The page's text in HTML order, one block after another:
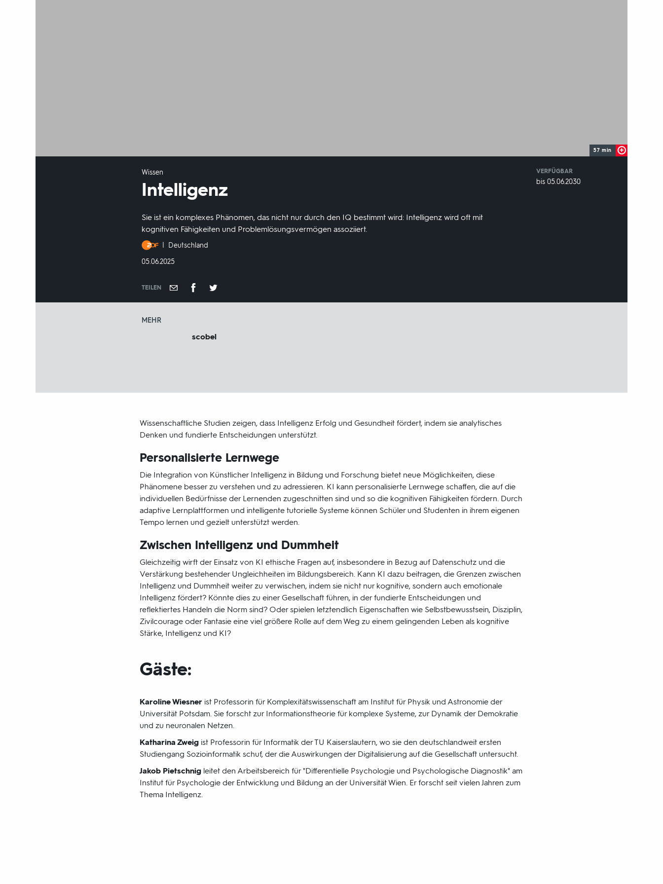
57 min
Wissen
Intelligenz
Sie ist ein komplexes Phänomen, das nicht nur durch den IQ bestimmt wird: Intelligenz wird oft mit
kognitiven Fähigkeiten und Problemlösungsvermögen assoziiert.
Produktionsland
und
Deutschland
DATUM:
05.06.2025
TEILEN
VERFÜGBAR
weltweit
VERFÜGBAR
bis 05.06.2030
MEHR
scobel
Wissenschaftliche Studien zeigen, dass Intelligenz Erfolg und Gesundheit fördert, indem sie analytisches
Denken und fundierte Entscheidungen unterstützt.
Personalisierte Lernwege
Die Integration von Künstlicher Intelligenz in Bildung und Forschung bietet neue Möglichkeiten, diese
Phänomene besser zu verstehen und zu adressieren. KI kann personalisierte Lernwege schaffen, die auf die
individuellen Bedürfnisse der Lernenden zugeschnitten sind und so die kognitiven Fähigkeiten fördern. Durch
adaptive Lernplattformen und intelligente tutorielle Systeme können Schüler und Studenten in ihrem eigenen
Tempo lernen und gezielt unterstützt werden.
Zwischen Intelligenz und Dummheit
Gleichzeitig wirft der Einsatz von KI ethische Fragen auf, insbesondere in Bezug auf Datenschutz und die
Verstärkung bestehender Ungleichheiten im Bildungsbereich. Kann KI dazu beitragen, die Grenzen zwischen
Intelligenz und Dummheit weiter zu verwischen, indem sie nicht nur kognitive, sondern auch emotionale
Intelligenz fördert? Könnte dies zu einer Gesellschaft führen, in der fundierte Entscheidungen und
reflektiertes Handeln die Norm sind? Oder spielen letztendlich Eigenschaften wie Selbstbewusstsein, Disziplin,
Zivilcourage oder Fantasie eine viel größere Rolle auf dem Weg zu einem gelingenden Leben als kognitive
Stärke, Intelligenz und KI?
Gäste:
Karoline Wiesnerist Professorin für Komplexitätswissenschaft am Institut für Physik und Astronomie der
Universität Potsdam. Sie forscht zur Informationstheorie für komplexe Systeme, zur Dynamik der Demokratie
und zu neuronalen Netzen.
Katharina Zweigist Professorin für Informatik der TU Kaiserslautern, wo sie den deutschlandweit ersten
Studiengang Sozioinformatik schuf, der die Auswirkungen der Digitalisierung auf die Gesellschaft untersucht.
Jakob Pietschnigleitet den Arbeitsbereich für "Differentielle Psychologie und Psychologische Diagnostik" am
Institut für Psychologie der Entwicklung und Bildung an der Universität Wien. Er forscht seit vielen Jahren zum
Thema Intelligenz.